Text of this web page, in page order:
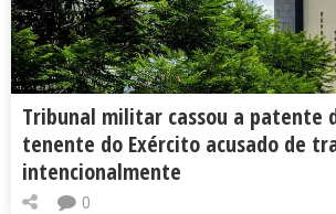
Tribunal militar cassou a patente
tenente do Exército acusado de
intencionalmente
0